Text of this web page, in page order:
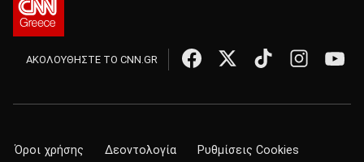
ΑΚΟΛΟΥΘΗΣΤΕ ΤΟ CNN.GR
Όροι χρήσης Δεοντολογία Ρυθμίσεις Cookies